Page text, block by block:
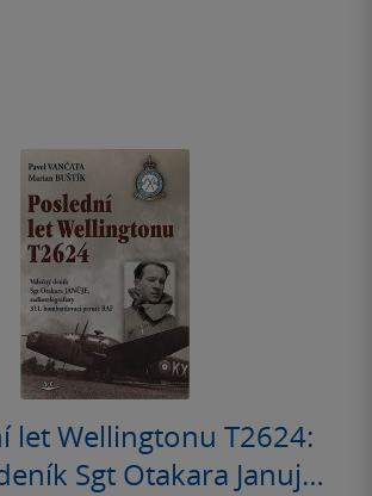
let Wellingtonu T2624:
Sgt Otakara Januje,